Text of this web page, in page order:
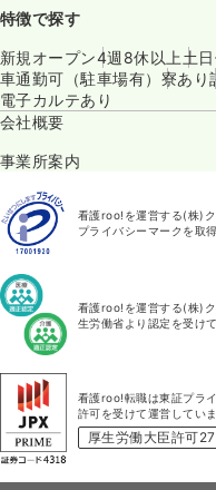
特徴で探す
新規オープン4週8休以上 土
車通勤可（駐車場有） 寮あり
電子カルテあり
会社概要
事業所案内
看護roo!を運営する(株)
プライバシーマークを取
看護roo!を運営する(株)
生労働省より認定を受けて
看護roo!転職は東証プラ
許可を受けて運営していま
厚生労働大臣許可